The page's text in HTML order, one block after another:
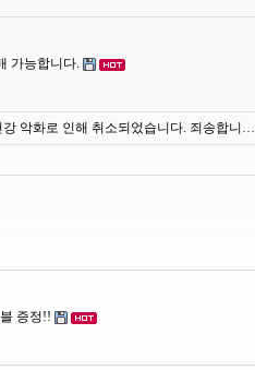
가능합니다.
악화로 인해 취소되었습니다. 죄송합니…
증정!!